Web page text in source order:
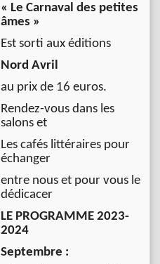
« Le Carnaval des petites
âmes »
Est sorti aux éditions
Nord Avril
au prix de 16 euros.
Rendez-vous dans les
salons et
Les cafés littéraires pour
échanger
entre nous et pour vous le
dédicacer
LE PROGRAMME 2023-
2024
Septembre :